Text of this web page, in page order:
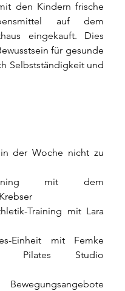
den Kindern frische
auf dem
eingekauft. Dies
für gesunde
Selbstständigkeit und
der Woche nicht zu
mit dem
Training mit Lara
Einheit mit Femke
Pilates Studio